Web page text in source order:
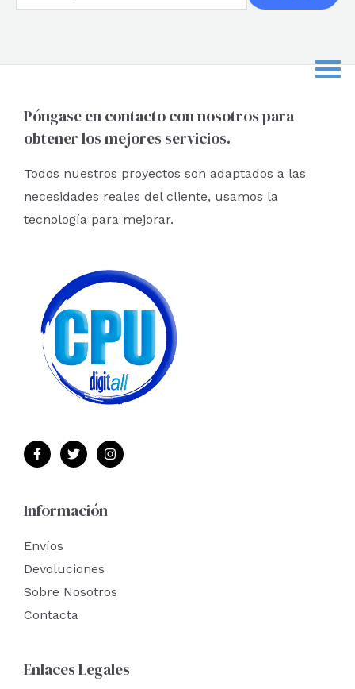
u
c
Póngase en contacto con nosotros para
obtener los mejores servicios.
Todos nuestros proyectos son adaptados a las
necesidades reales del cliente, usamos la
tecnología para mejorar.
Información
Envíos
Devoluciones
Sobre Nosotros
Contacta
Enlaces Legales